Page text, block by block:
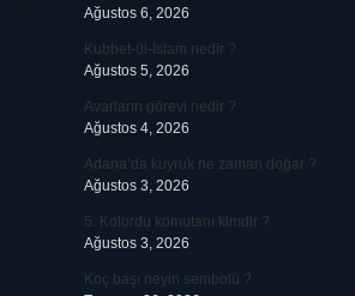
Ağustos 6, 2026
Kubbet-ül-İslam nedir ?
Ağustos 5, 2026
Avarların görevi nedir ?
Ağustos 4, 2026
Adana’da kuyruk ne zaman doğar ?
Ağustos 3, 2026
5. Kolordu komutanı kimdir ?
Ağustos 3, 2026
Koç başı neyin sembolü ?